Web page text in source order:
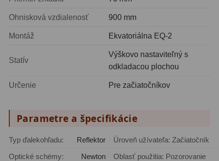
Iné27
Diagonálne hranoly
Ohnisková vzdialenosť 900 mm
Montáž Ekvatoriálna EQ-2
Statív
Výškovo nastaviteľný s
odkladacou plochou
Určenie Pre začiatočníkov
Parametre a špecifikácie
Typ ďalekohľadu:
Reflektor
Optické schémy:
Newton
Úroveň užívateľa: Začiatočník
Oblasť použitia: Pozorovanie